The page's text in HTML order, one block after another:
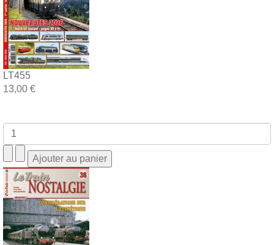
LT455
13,00 €